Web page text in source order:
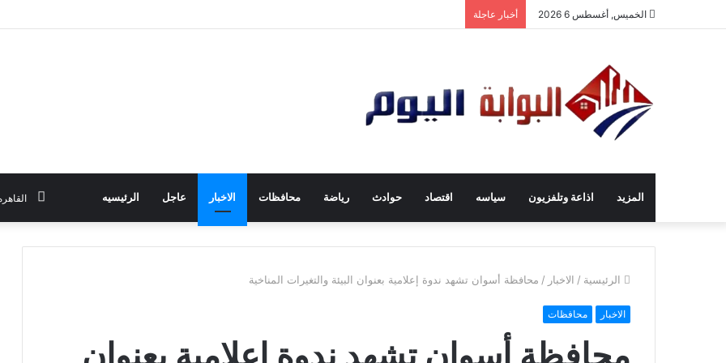
الخميس, أغسطس 6 2026 أخبار عاجلة
المزيد اذاعة وتلفزيون سياسه اقتصاد حوادث رياضة محافظات الاخبار عاجل الرئيسيه
الرئيسية / الاخبار / محافظة أسوان تشهد ندوة إعلامية بعنوان البيئة والتغيرات المناخية
الاخبار محافظات